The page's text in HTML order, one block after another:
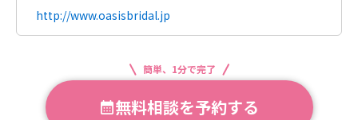
http://www.oasisbridal.jp
簡単、1分で完了
無料相談を予約する